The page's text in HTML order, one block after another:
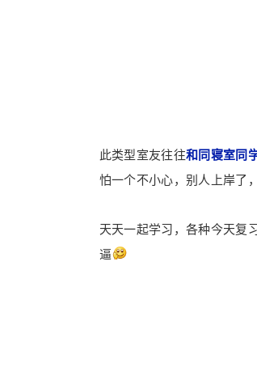
此类型室友往往和同寝室同
怕一个不小心，别人上岸了
天天一起学习，各种今天复
逼